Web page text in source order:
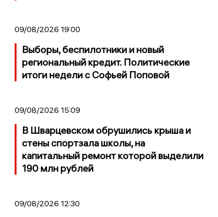
09/08/2026 19:00
Выборы, беспилотники и новый
региональный кредит. Политические
итоги недели с Софьей Поповой
09/08/2026 15:09
В Шварцевском обрушились крыша и
стены спортзала школы, на
капитальный ремонт которой выделили
190 млн рублей
09/08/2026 12:30